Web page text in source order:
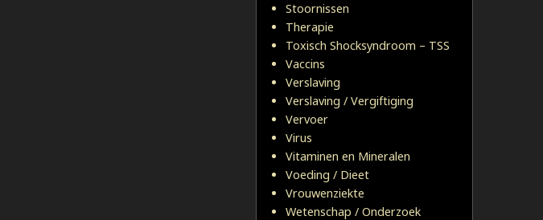
Stoornissen
Therapie
Toxisch Shocksyndroom – TSS
Vaccins
Verslaving
Verslaving / Vergiftiging
Vervoer
Virus
Vitaminen en Mineralen
Voeding / Dieet
Vrouwenziekte
Wetenschap / Onderzoek